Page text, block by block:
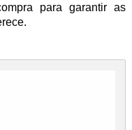
para garantir as